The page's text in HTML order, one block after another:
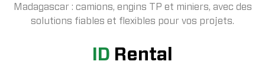
Madagascar : camions, engins TP et miniers, avec des
solutions fiables et flexibles pour vos projets.
ID Rental